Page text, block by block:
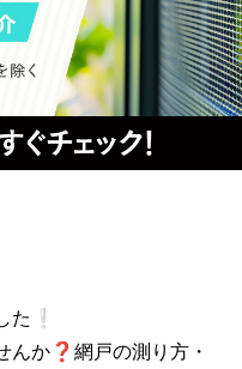
た❕
んか❓網戸の測り方・